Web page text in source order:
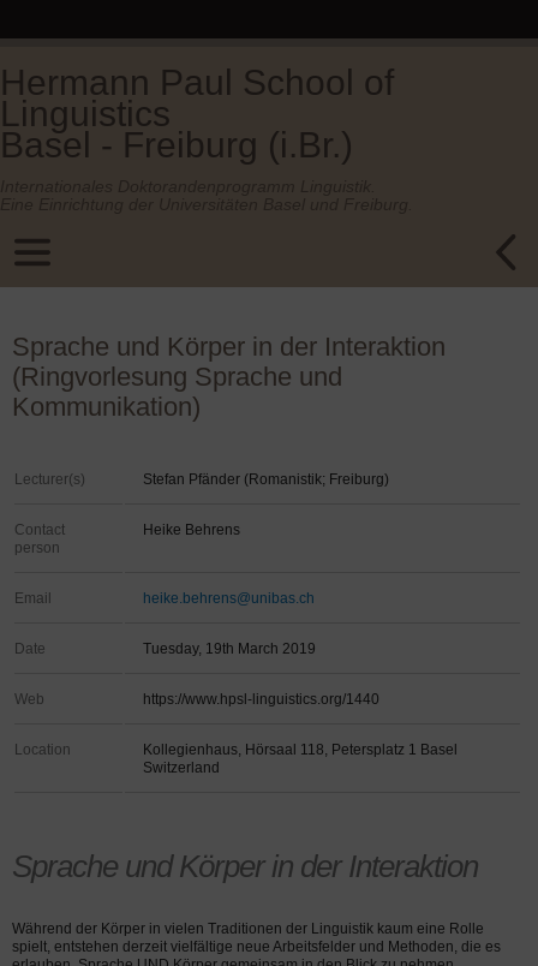
Hermann Paul School of
Linguistics
Basel - Freiburg (i.Br.)
Sprache und Körper in der Interaktion
(Ringvorlesung Sprache und
Kommunikation)
Lecturer(s) Stefan Pfänder (Romanistik; Freiburg)
Contact
person
Heike Behrens
Email heike.behrens@unibas.ch
Date Tuesday, 19th March 2019
Web https://www.hpsl-linguistics.org/1440
Location
Kollegienhaus, Hörsaal 118, Petersplatz 1 Basel
Switzerland
Sprache und Körper in der Interaktion
Während der Körper in vielen Traditionen der Linguistik kaum eine Rolle
spielt, entstehen derzeit vielfältige neue Arbeitsfelder und Methoden, die es